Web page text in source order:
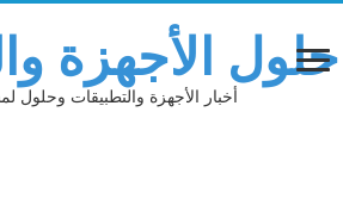
حلول الأجهزة
أخبار الأجهزة والتطبيقات وحلول